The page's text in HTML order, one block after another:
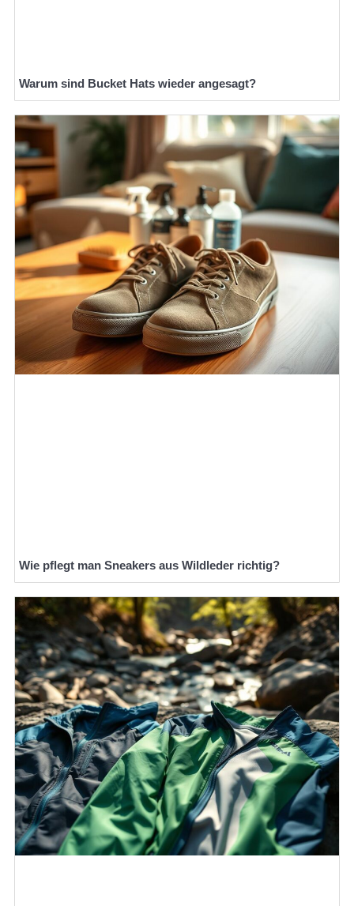
Warum sind Bucket Hats wieder angesagt?
Wie pflegt man Sneakers aus Wildleder richtig?